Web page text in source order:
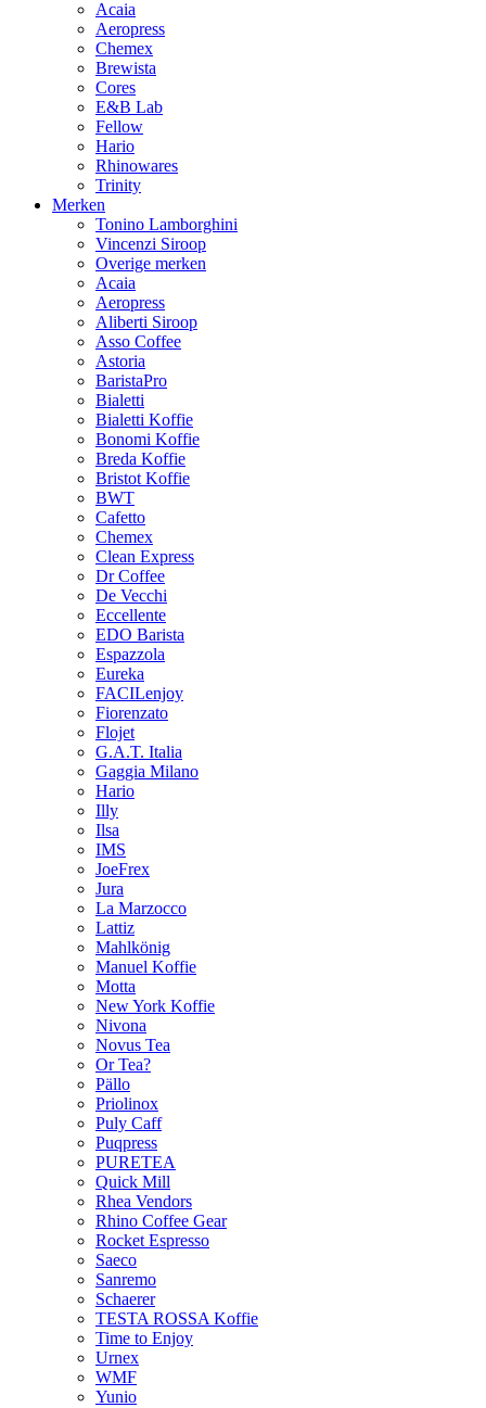
Acaia
Aeropress
Chemex
Brewista
Cores
E&B Lab
Fellow
Hario
Rhinowares
Trinity
Merken
Tonino Lamborghini
Vincenzi Siroop
Overige merken
Acaia
Aeropress
Aliberti Siroop
Asso Coffee
Astoria
BaristaPro
Bialetti
Bialetti Koffie
Bonomi Koffie
Breda Koffie
Bristot Koffie
BWT
Cafetto
Chemex
Clean Express
Dr Coffee
De Vecchi
Eccellente
EDO Barista
Espazzola
Eureka
FACILenjoy
Fiorenzato
Flojet
G.A.T. Italia
Gaggia Milano
Hario
Illy
Ilsa
IMS
JoeFrex
Jura
La Marzocco
Lattiz
Mahlkönig
Manuel Koffie
Motta
New York Koffie
Nivona
Novus Tea
Or Tea?
Pällo
Priolinox
Puly Caff
Puqpress
PURETEA
Quick Mill
Rhea Vendors
Rhino Coffee Gear
Rocket Espresso
Saeco
Sanremo
Schaerer
TESTA ROSSA Koffie
Time to Enjoy
Urnex
WMF
Yunio